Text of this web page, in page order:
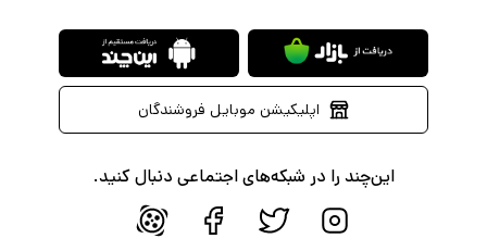
اپلیکیشن موبایل فروشندگان
این‌چند را در شبکه‌های اجتماعی دنبال کنید.